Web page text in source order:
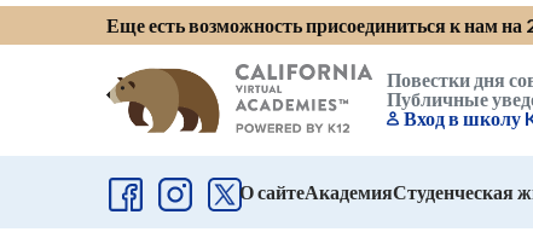
Еще есть возможность присоединиться к нам
Повестки дня
Публичные
Вход в школу
О сайтеАкадемияСтуденческая